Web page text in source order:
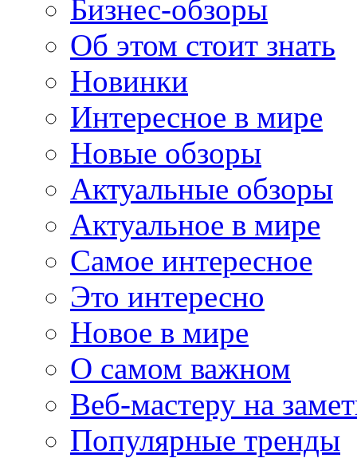
Бизнес-обзоры
Об этом стоит знать
Новинки
Интересное в мире
Новые обзоры
Актуальные обзоры
Актуальное в мире
Самое интересное
Это интересно
Новое в мире
О самом важном
Веб-мастеру на
Популярные тренды